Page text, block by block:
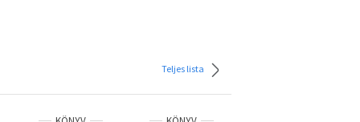
Teljes lista